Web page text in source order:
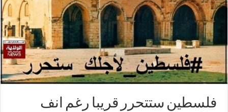
فلسطين ستتحرر قريبا رغم انف